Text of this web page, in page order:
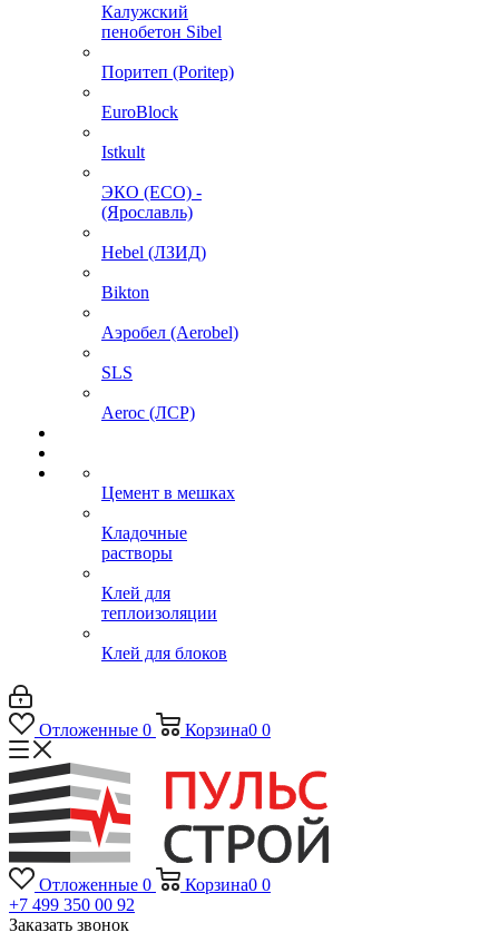
Калужский
пенобетон Sibel
Поритеп (Poritep)
EuroBlock
Istkult
ЭКО (ECO) -
(Ярославль)
Hebel (ЛЗИД)
Bikton
Аэробел (Aerobel)
SLS
Aeroc (ЛСР)
Цемент в мешках
Кладочные
растворы
Клей для
теплоизоляции
Клей для блоков
Отложенные 0 Корзина0 0
Отложенные 0 Корзина0 0
+7 499 350 00 92
Заказать звонок